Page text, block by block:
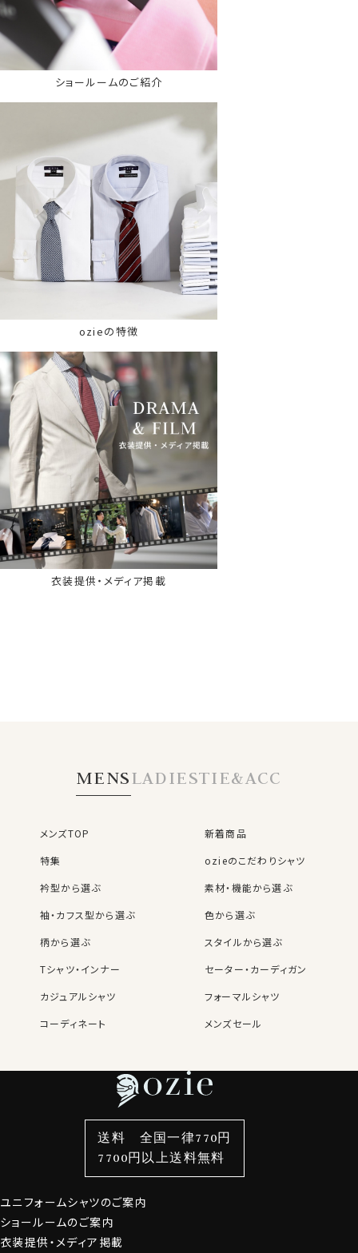
ショールームのご紹介
ozieの特徴
衣装提供・メディア掲載
MENSLADIESTIE&ACC
メンズTOP
新着商品
特集
ozieのこだわりシャツ
衿型から選ぶ
素材・機能から選ぶ
袖・カフス型から選ぶ
色から選ぶ
柄から選ぶ
スタイルから選ぶ
Tシャツ・インナー
セーター・カーディガン
カジュアルシャツ
フォーマルシャツ
コーディネート
メンズセール
袖・カフス型から選ぶ
色から選ぶ
柄から選ぶ
スタイルから選ぶ
カジュアルシャツ
定番シャツ
カフスボタン
サスペンダー
財布・名刺入れ
バッグ
ストール・マフラー
グローブ
ユニフォームシャツのご案内
ショールームのご案内
衣装提供・メディア掲載
送料 全国一律770円
7700円以上送料無料